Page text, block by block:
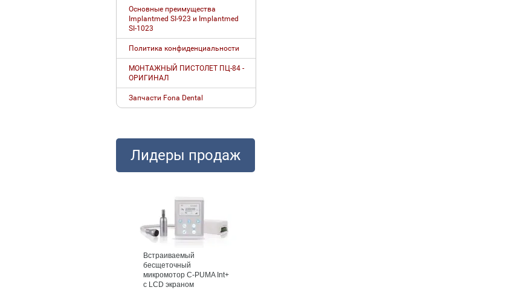
Основные преимущества
Implantmed SI-923 и Implantmed
SI-1023
Политика конфиденциальности
МОНТАЖНЫЙ ПИСТОЛЕТ ПЦ-84 -
ОРИГИНАЛ
Запчасти Fona Dental
Лидеры продаж
Встраиваемый
бесщеточный
микромотор С-PUMA Int+
с LCD экраном